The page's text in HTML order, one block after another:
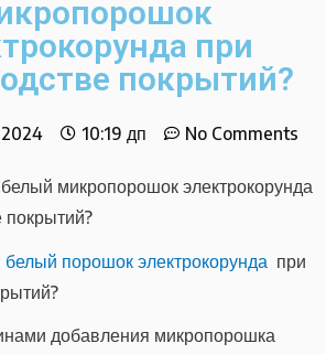
при
покрытий?
2024 10:19 дп No Comments
микропорошок электрокорунда
покрытий?
белый порошок электрокорунда при
добавления микропорошка